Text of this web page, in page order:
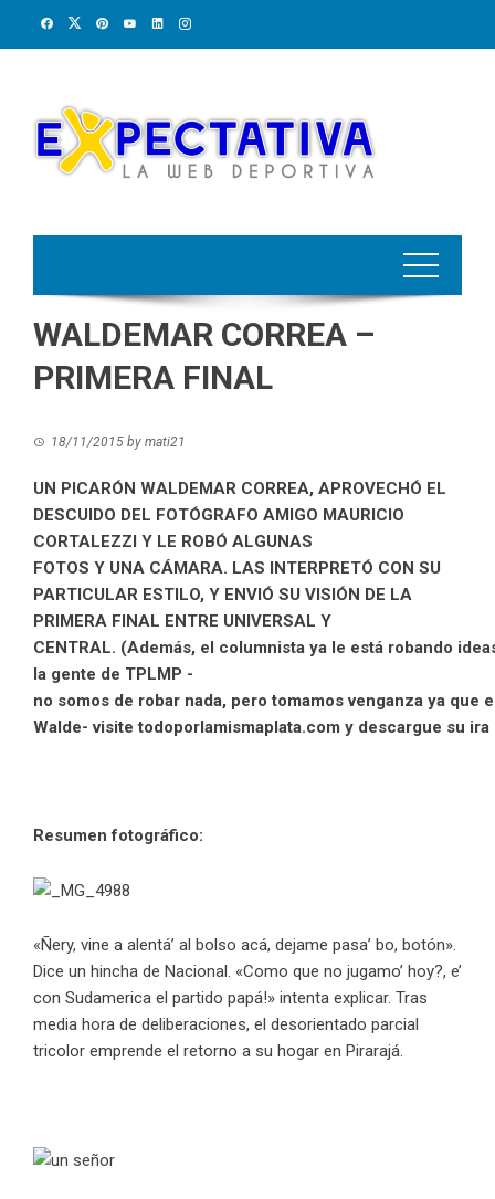
WALDEMAR CORREA –
PRIMERA FINAL
18/11/2015 by mati21
UN PICARÓN WALDEMAR CORREA, APROVECHÓ EL
DESCUIDO DEL FOTÓGRAFO AMIGO MAURICIO
CORTALEZZI Y LE ROBÓ ALGUNAS
FOTOS Y UNA CÁMARA. LAS INTERPRETÓ CON SU
PARTICULAR ESTILO, Y ENVIÓ SU VISIÓN DE LA
PRIMERA FINAL ENTRE UNIVERSAL Y
CENTRAL. (Además, el columnista ya le está robando
la gente de TPLMP -
no somos de robar nada, pero tomamos venganza ya que
Walde- visite todoporlamismaplata.com y descargue su
Resumen fotográfico:
«Ñery, vine a alentá’ al bolso acá, dejame pasa’ bo, botón».
Dice un hincha de Nacional. «Como que no jugamo’ hoy?, e’
con Sudamerica el partido papá!» intenta explicar. Tras
media hora de deliberaciones, el desorientado parcial
tricolor emprende el retorno a su hogar en Pirarajá.